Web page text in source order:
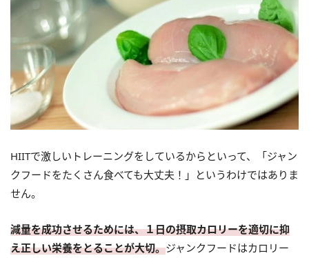
HIITで激しいトレーニングをしているからといって、「ジャン
クフードをたくさん食べても大丈夫！」というわけではありま
せん。
減量を成功させるためには、１日の摂取カロリーを適切に抑
え正しい栄養をとることが大切。ジャンクフードはカロリー